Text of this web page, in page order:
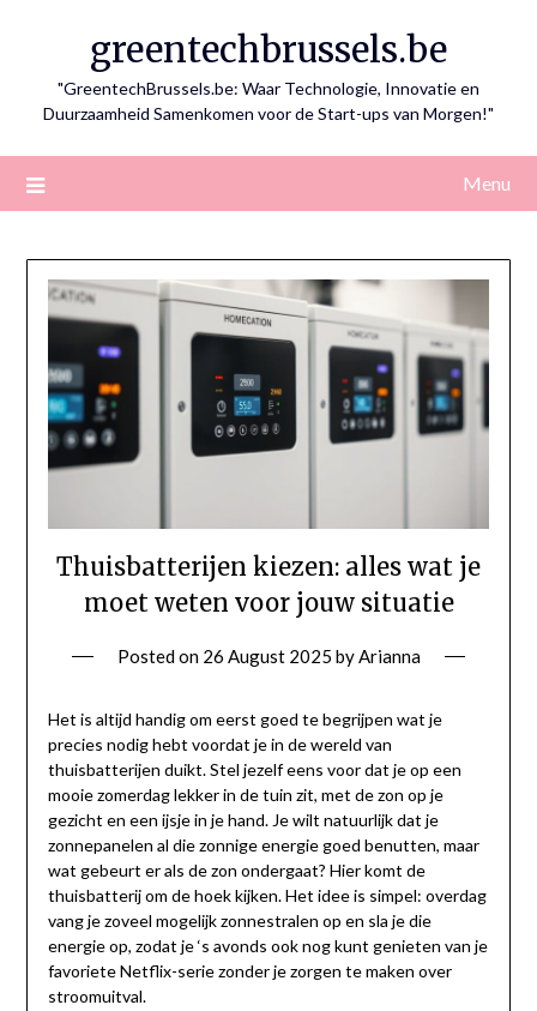
greentechbrussels.be
"GreentechBrussels.be: Waar Technologie, Innovatie en
Duurzaamheid Samenkomen voor de Start-ups van Morgen!"
Menu
Thuisbatterijen kiezen: alles wat je
moet weten voor jouw situatie
Posted on 26 August 2025 byArianna
Het is altijd handig om eerst goed te begrijpen wat je
precies nodig hebt voordat je in de wereld van
thuisbatterijen duikt. Stel jezelf eens voor dat je op een
mooie zomerdag lekker in de tuin zit, met de zon op je
gezicht en een ijsje in je hand. Je wilt natuurlijk dat je
zonnepanelen al die zonnige energie goed benutten, maar
wat gebeurt er als de zon ondergaat? Hier komt de
thuisbatterij om de hoek kijken. Het idee is simpel: overdag
vang je zoveel mogelijk zonnestralen op en sla je die
energie op, zodat je ‘s avonds ook nog kunt genieten van je
favoriete Netflix-serie zonder je zorgen te maken over
stroomuitval.